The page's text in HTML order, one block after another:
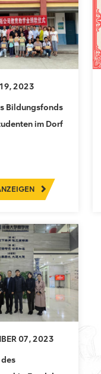
2023
Bildungsfonds
im Dorf
07, 2023